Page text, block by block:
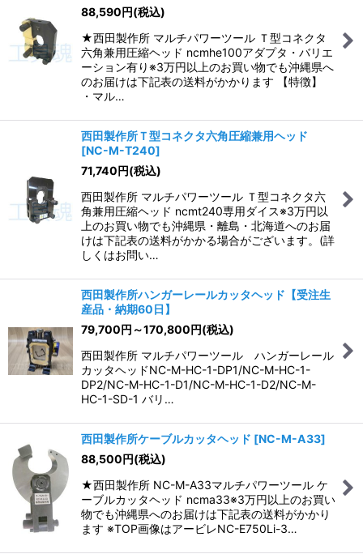
88,590円(税込)
★西田製作所 マルチパワーツール Ｔ型コネクタ
六角兼用圧縮ヘッド ncmhe100アダプタ・バリエ
ーション有り※3万円以上のお買い物でも沖縄県へ
のお届けは下記表の送料がかかります 【特徴】
・マル…
西田製作所Ｔ型コネクタ六角圧縮兼用ヘッド
[NC-M-T240]
71,740円(税込)
西田製作所 マルチパワーツール Ｔ型コネクタ六
角兼用圧縮ヘッド ncmt240専用ダイス※3万円以
上のお買い物でも沖縄県・離島・北海道へのお届
けは下記表の送料がかかる場合がございます。(詳
しくはお問い…
西田製作所ハンガーレールカッタヘッド【受注生
産品・納期60日】
79,700円 ～170,800円(税込)
西田製作所 マルチパワーツール ハンガーレール
カッタヘッドNC-M-HC-1-DP1/NC-M-HC-1-
DP2/NC-M-HC-1-D1/NC-M-HC-1-D2/NC-M-
HC-1-SD-1 バリ…
西田製作所ケーブルカッタヘッド [NC-M-A33]
88,500円(税込)
★西田製作所 NC-M-A33マルチパワーツール ケ
ーブルカッタヘッド ncma33※3万円以上のお買い
物でも沖縄県へのお届けは下記表の送料がかかり
ます ※TOP画像はアービレNC-E750Li-3…